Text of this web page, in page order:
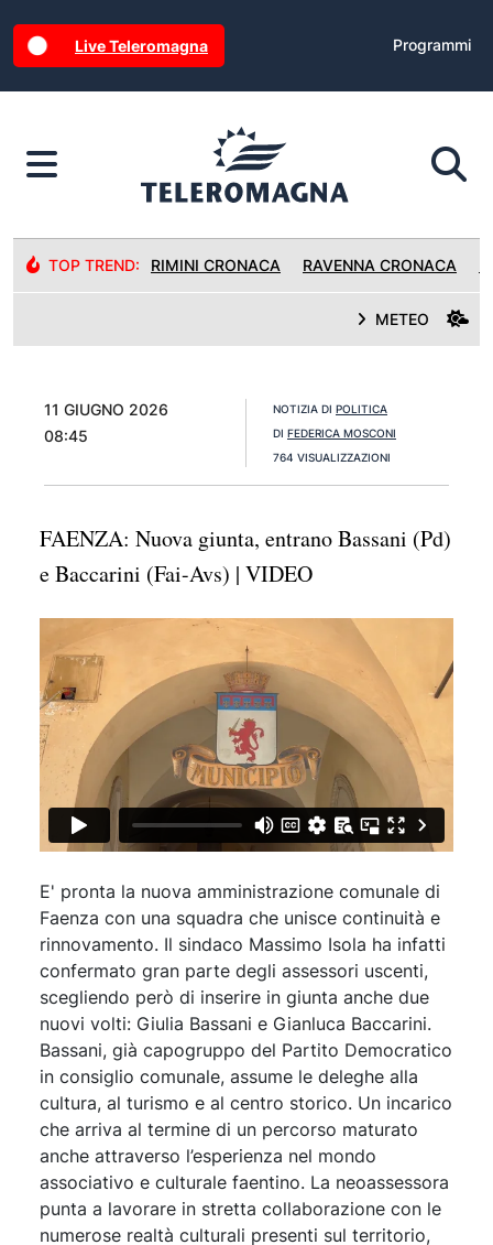
Live Teleromagna Programmi
TOP TREND: RIMINI CRONACA RAVENNA CRONACA
METEO
11 GIUGNO 2026
08:45
NOTIZIA DI POLITICA
DI FEDERICA MOSCONI
764 VISUALIZZAZIONI
FAENZA: Nuova giunta, entrano Bassani (Pd)
e Baccarini (Fai-Avs) | VIDEO
E' pronta la nuova amministrazione comunale di
Faenza con una squadra che unisce continuità e
rinnovamento. Il sindaco Massimo Isola ha infatti
confermato gran parte degli assessori uscenti,
scegliendo però di inserire in giunta anche due
nuovi volti: Giulia Bassani e Gianluca Baccarini.
Bassani, già capogruppo del Partito Democratico
in consiglio comunale, assume le deleghe alla
cultura, al turismo e al centro storico. Un incarico
che arriva al termine di un percorso maturato
anche attraverso l’esperienza nel mondo
associativo e culturale faentino. La neoassessora
punta a lavorare in stretta collaborazione con le
numerose realtà culturali presenti sul territorio,